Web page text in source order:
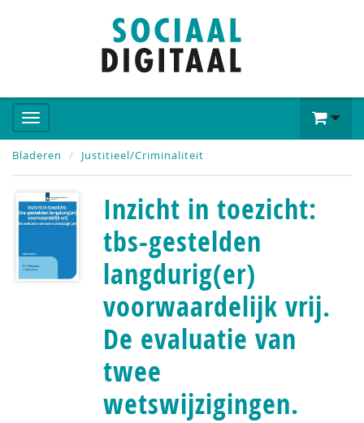
Bladeren Justitieel/Criminaliteit
Inzicht in toezicht:
tbs-gestelden
langdurig(er)
voorwaardelijk vrij.
De evaluatie van
twee
wetswijzigingen.